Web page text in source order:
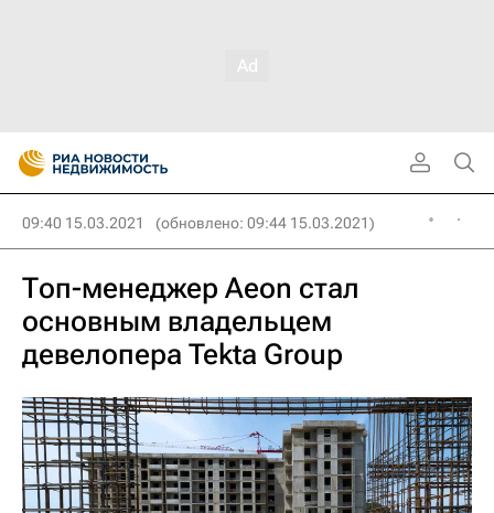
09:40 15.03.2021 (обновлено: 09:44 15.03.2021)
Топ-менеджер Aeon стал
основным владельцем
девелопера Tekta Group